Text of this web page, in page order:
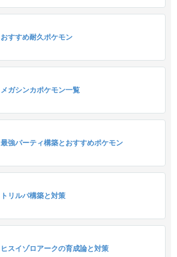
おすすめ耐久ポケモン
メガシンカポケモン一覧
最強パーティ構築とおすすめポケモン
トリルパ構築と対策
ヒスイゾロアークの育成論と対策